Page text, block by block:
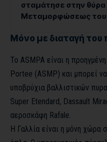
σταμάτησε στην θύρα
Μεταμορφώσεως του
Μόνο με διαταγή του
Το ASMPA είναι η
Portee (ASMP) και μπορεί
υποβρύχια βαλλιστικών
Super Etendard, Dassault
αεροσκάφη Rafale.
Η Γαλλία είναι η μόνη χώρα